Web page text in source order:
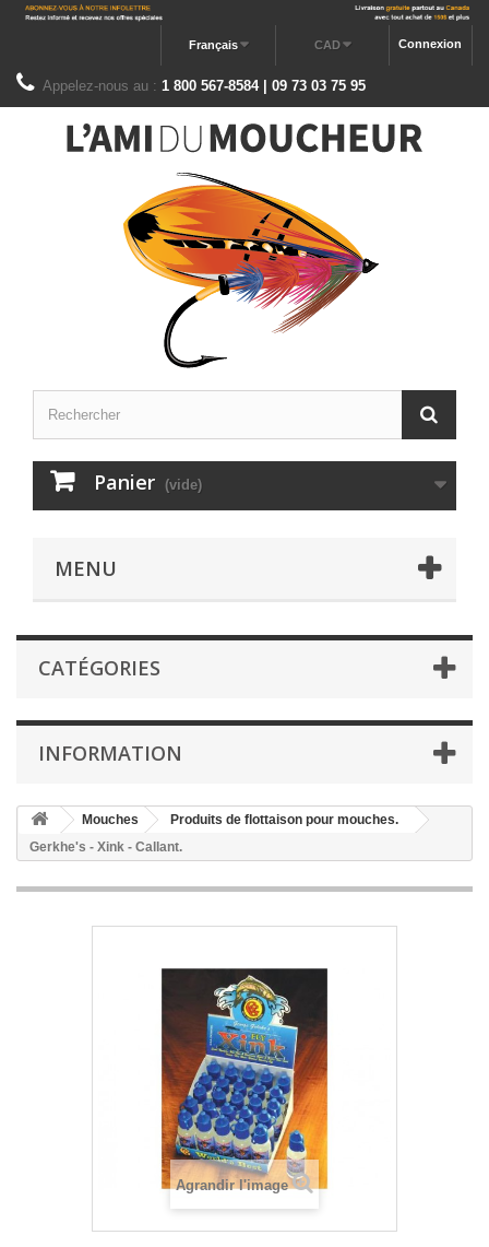
Connexion
CAD
Français
Appelez-nous au : 1 800 567-8584 | 09 73 03 75 95
Panier (vide)
MENU
CATÉGORIES
INFORMATION
Mouches
Produits de flottaison pour mouches.
Gerkhe's - Xink - Callant.
Agrandir l'image